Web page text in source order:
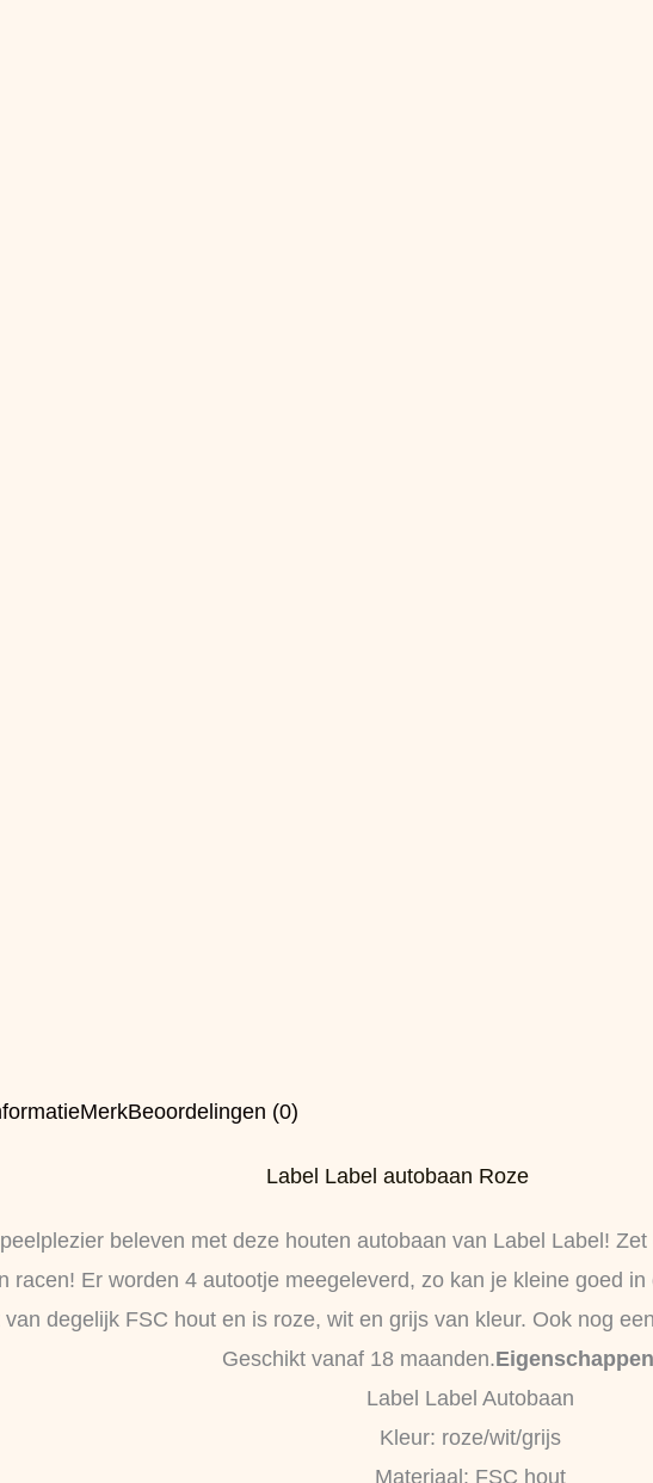
MerkBeoordelingen (0)
Label Label autobaan Roze
beleven met deze houten autobaan van Label Label!
racen! Er worden 4 autootje meegeleverd, zo kan je kleine goed
degelijk FSC hout en is roze, wit en grijs van kleur. Ook nog
Geschikt vanaf 18 maanden.
Label Label Autobaan
Kleur: roze/wit/grijs
Materiaal: FSC hout